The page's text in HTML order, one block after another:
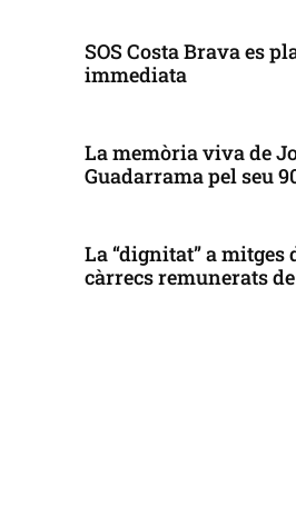
SOS Costa Brava es
immediata
La memòria viva de
Guadarrama pel seu
La “dignitat” a
càrrecs remunerats